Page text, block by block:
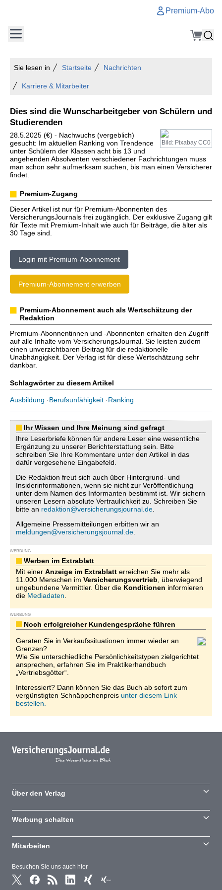
Premium-Abo
Sie lesen in Startseite Nachrichten
Karriere & Mitarbeiter
Dies sind die Wunscharbeitgeber von Schülern und
Studierenden
Bild: Pixabay CC0
28.5.2025 (€) - Nachwuchs (vergeblich)
gesucht: Im aktuellen Ranking von Trendence
unter Schülern der Klassen acht bis 13 und
angehenden Absolventen verschiedener Fachrichtungen muss
man schon sehr aufmerksam suchen, bis man einen Versicherer
findet.
Premium-Zugang
Dieser Artikel ist nur für Premium-Abonnenten des
VersicherungsJournals frei zugänglich. Der exklusive Zugang gilt
für Texte mit Premium-Inhalt wie auch für Beiträge, die älter als
30 Tage sind.
Login mit Premium-Abonnement
Premium-Abonnement erwerben
Premium-Abonnement auch als Wertschätzung der
Redaktion
Premium-Abonnentinnen und -Abonnenten erhalten den Zugriff
auf alle Inhalte vom VersicherungsJournal. Sie leisten zudem
einen unverzichtbaren Beitrag für die redaktionelle
Unabhängigkeit. Der Verlag ist für diese Wertschätzung sehr
dankbar.
Schlagwörter zu diesem Artikel
Ausbildung ·Berufsunfähigkeit ·Ranking
Ihr Wissen und Ihre Meinung sind gefragt
Ihre Leserbriefe können für andere Leser eine wesentliche
Ergänzung zu unserer Berichterstattung sein. Bitte
schreiben Sie Ihre Kommentare unter den Artikel in das
dafür vorgesehene Eingabefeld.
Die Redaktion freut sich auch über Hintergrund- und
Insiderinformationen, wenn sie nicht zur Veröffentlichung
unter dem Namen des Informanten bestimmt ist. Wir sichern
unseren Lesern absolute Vertraulichkeit zu. Schreiben Sie
bitte an redaktion@versicherungsjournal.de
Allgemeine Pressemitteilungen erbitten wir an
meldungen@versicherungsjournal.de
WERBUNG
Werben im Extrablatt
Mit einer Anzeige im Extrablatt erreichen Sie mehr als
11.000 Menschen im Versicherungsvertrieb , überwiegend
ungebundene Vermittler. Über die Konditionen informieren
die Mediadaten
WERBUNG
Noch erfolgreicher Kundengespräche führen
Geraten Sie in Verkaufssituationen immer wieder an
Grenzen?
Wie Sie unterschiedliche Persönlichkeitstypen zielgerichtet
ansprechen, erfahren Sie im Praktikerhandbuch
„Vertriebsgötter“.
Interessiert? Dann können Sie das Buch ab sofort zum
vergünstigten Schnäppchenpreis unter diesem Link
bestellen.
Besuchen Sie uns auch hier
Über den Verlag
Werbung schalten
Mitarbeiten